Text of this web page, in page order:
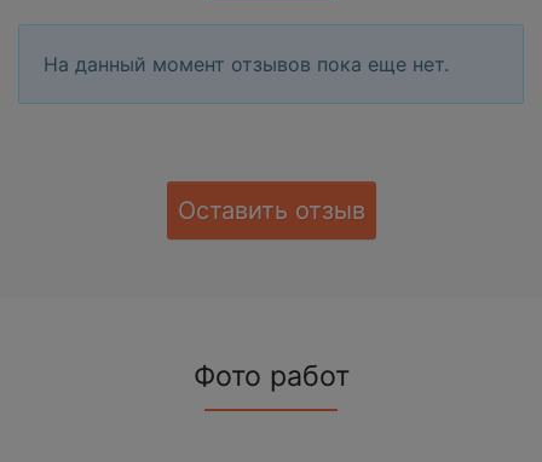
На данный момент отзывов пока еще нет.
Оставить отзыв
Фото работ